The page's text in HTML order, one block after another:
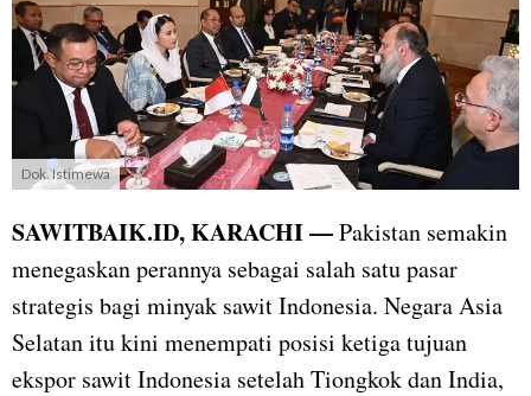
Dok. Istimewa
SAWITBAIK.ID, KARACHI —Pakistan semakin
menegaskan perannya sebagai salah satu pasar
strategis bagi minyak sawit Indonesia. Negara Asia
Selatan itu kini menempati posisi ketiga tujuan
ekspor sawit Indonesia setelah Tiongkok dan India,